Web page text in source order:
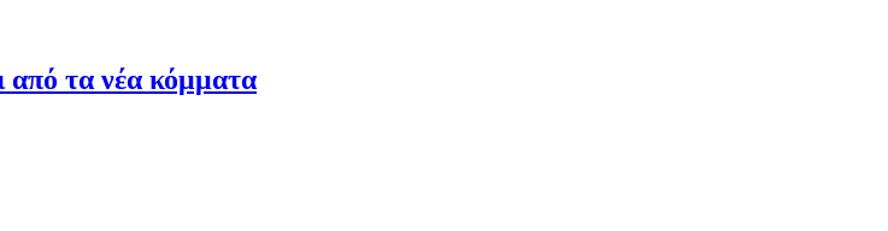
από τα νέα κόμματα